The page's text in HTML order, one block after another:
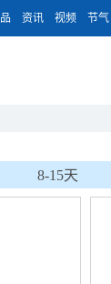
资讯 视频 节气
8-15天